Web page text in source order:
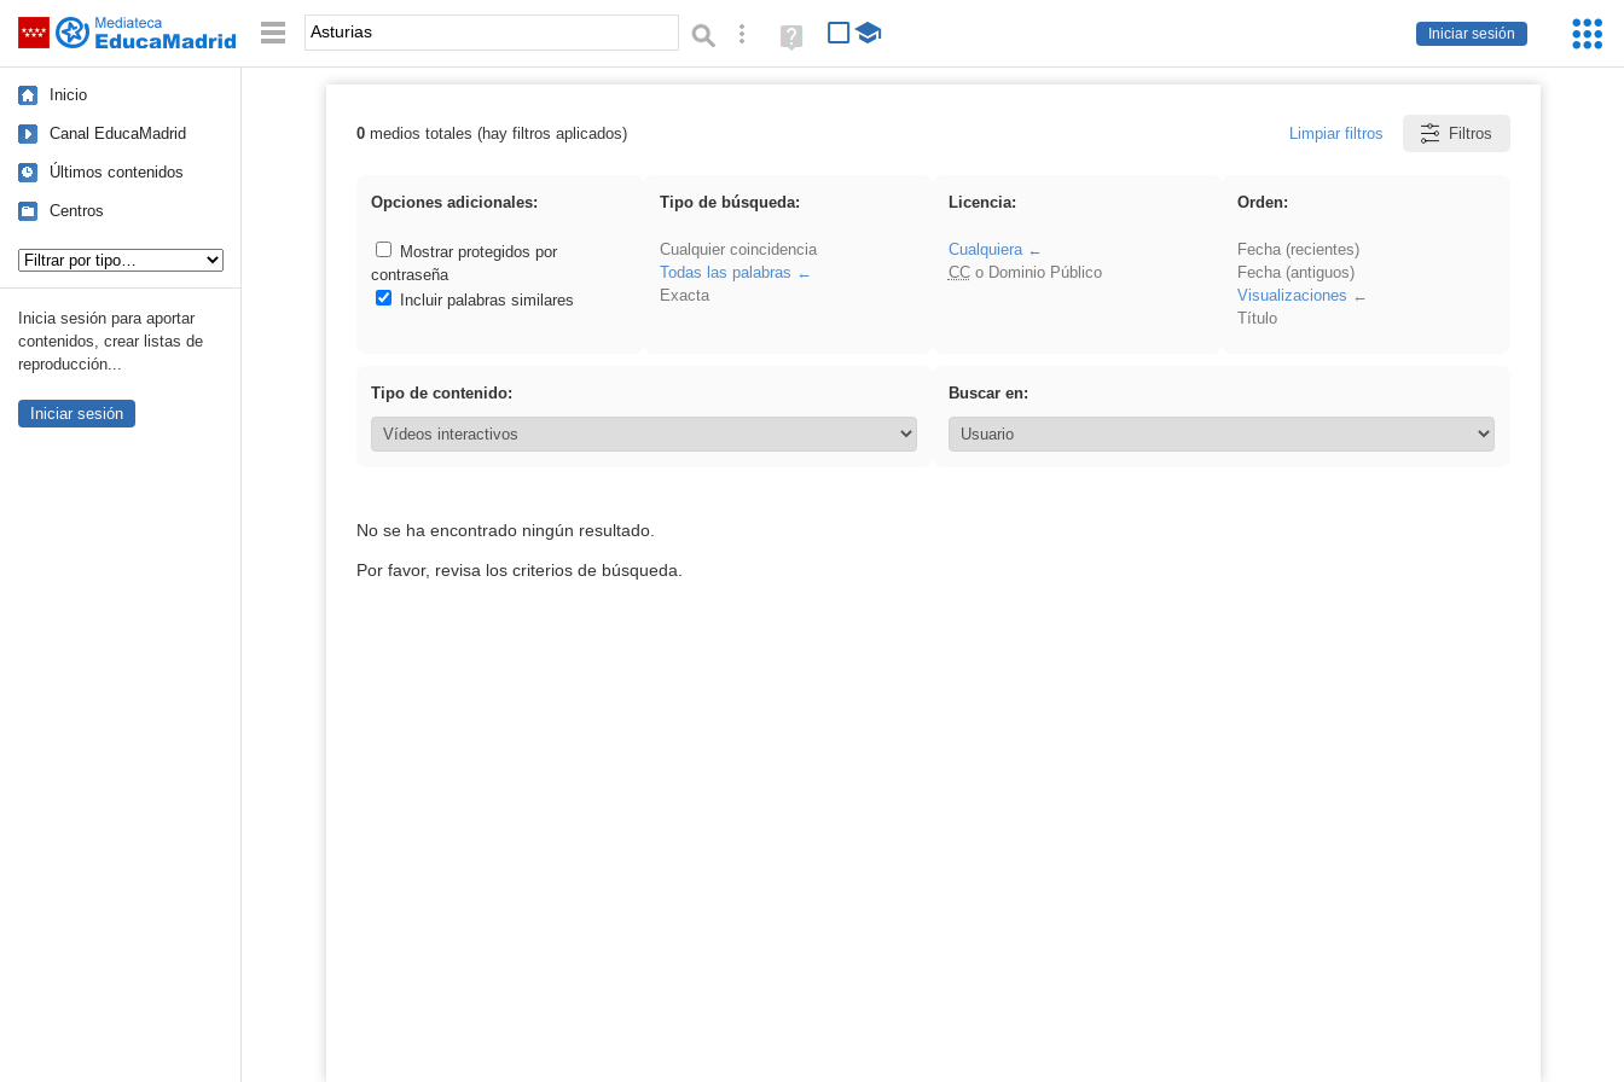
Saltar navegación
Iniciar sesión
Palabra o frase: Búsqueda avanzada
Ayuda
(en
Inicio
Canal EducaMadrid
Últimos contenidos
Centros
Inicia sesión para aportar
contenidos, crear listas de
reproducción...
Iniciar sesión
Resultados de: Asturias
0medios totales (hay filtros aplicados) Limpiar filtros Filtros
Opciones adicionales:
Mostrar protegidos por
contraseña
Incluir palabras similares
Tipo de búsqueda:
Cualquier coincidencia
Todas las palabras
Exacta
Licencia:
Cualquiera
CCo Dominio Público
Orden:
Fecha (recientes)
Fecha (antiguos)
Visualizaciones
Título
Tipo de contenido: Buscar en:
No se ha encontrado ningún resultado.
Por favor, revisa los criterios de búsqueda.